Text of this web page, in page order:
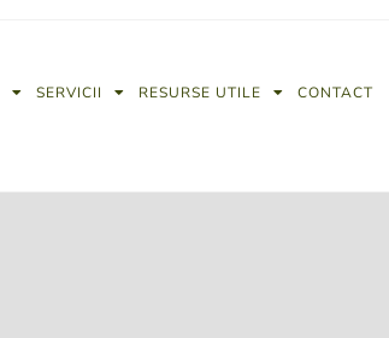
SERVICII RESURSE UTILE CONTACT